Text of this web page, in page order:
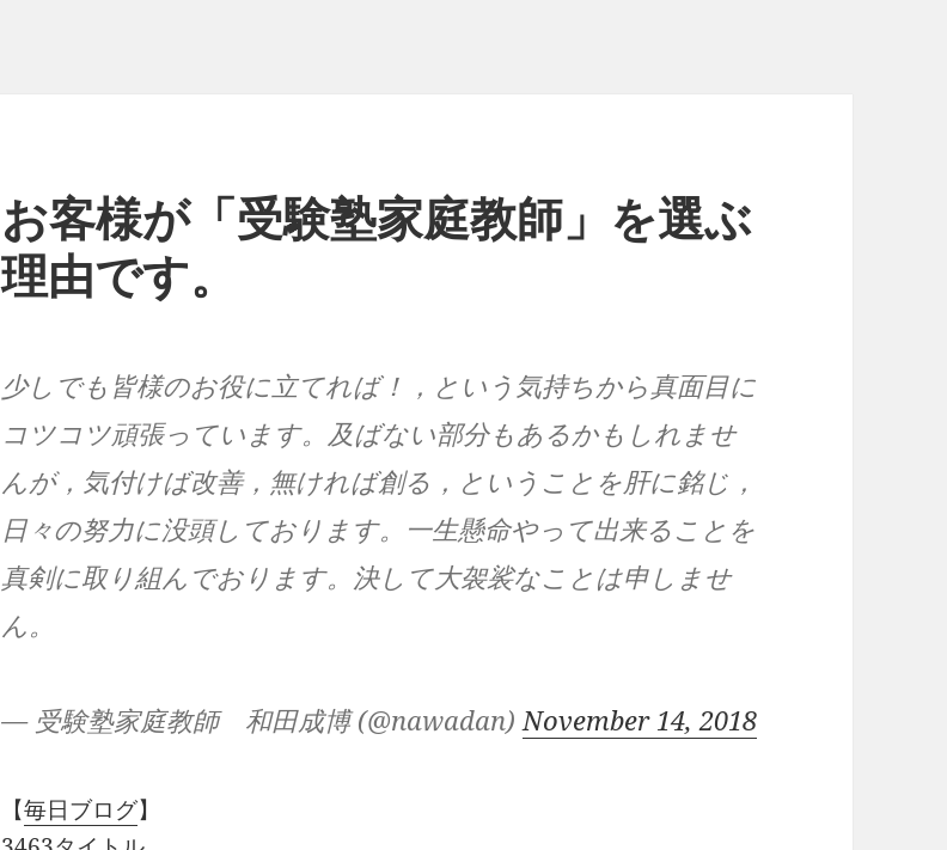
お客様が「受験塾家庭教師」を選ぶ
理由です。
少しでも皆様のお役に立てれば！，という気持ちから真面目に
コツコツ頑張っています。及ばない部分もあるかもしれませ
んが，気付けば改善，無ければ創る，ということを肝に銘じ，
日々の努力に没頭しております。一生懸命やって出来ることを
真剣に取り組んでおります。決して大袈裟なことは申しませ
ん。
— 受験塾家庭教師 和田成博 (@nawadan)November 14, 2018
【毎日ブログ】